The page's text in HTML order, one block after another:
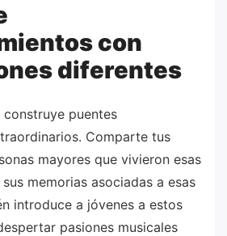
con
diferentes
puentes
Comparte tus
mayores que vivieron esas
memorias asociadas a esas
introduce a jóvenes a estos
pasiones musicales